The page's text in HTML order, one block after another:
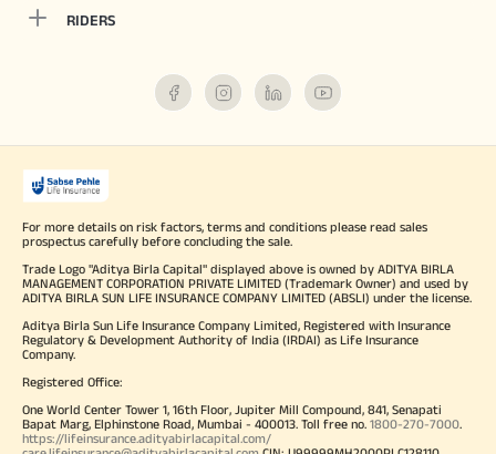
RIDERS
For more details on risk factors, terms and conditions please read sales
prospectus carefully before concluding the sale.
Trade Logo "Aditya Birla Capital" displayed above is owned by ADITYA BIRLA
MANAGEMENT CORPORATION PRIVATE LIMITED (Trademark Owner) and used by
ADITYA BIRLA SUN LIFE INSURANCE COMPANY LIMITED (ABSLI) under the license.
Aditya Birla Sun Life Insurance Company Limited, Registered with Insurance
Regulatory & Development Authority of India (IRDAI) as Life Insurance
Company.
Registered Office:
One World Center Tower 1, 16th Floor, Jupiter Mill Compound, 841, Senapati
Bapat Marg, Elphinstone Road, Mumbai - 400013. Toll free no. 1800-270-7000.
https://lifeinsurance.adityabirlacapital.com/